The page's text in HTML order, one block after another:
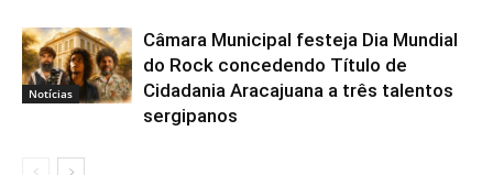
Notícias
Câmara Municipal festeja Dia Mundial
do Rock concedendo Título de
Cidadania Aracajuana a três talentos
sergipanos